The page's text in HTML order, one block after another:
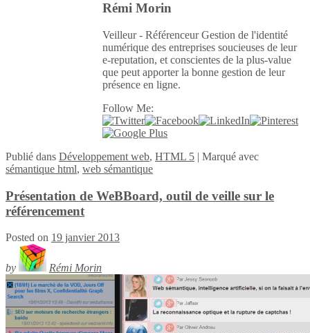
Rémi Morin
Veilleur - Référenceur Gestion de l'identité
numérique des entreprises soucieuses de leur
e-reputation, et conscientes de la plus-value
que peut apporter la bonne gestion de leur
présence en ligne.
Follow Me:
Publié dans Développement web, HTML 5 | Marqué avec
sémantique html, web sémantique
Présentation de WeBBoard, outil de veille sur le
référencement
Posted on 19 janvier 2013
by Rémi Morin